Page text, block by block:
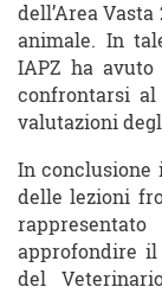
dell’Area
animale. In
IAPZ ha
confrontarsi
valutazioni
In conclusione
delle lezioni
approfondire
del